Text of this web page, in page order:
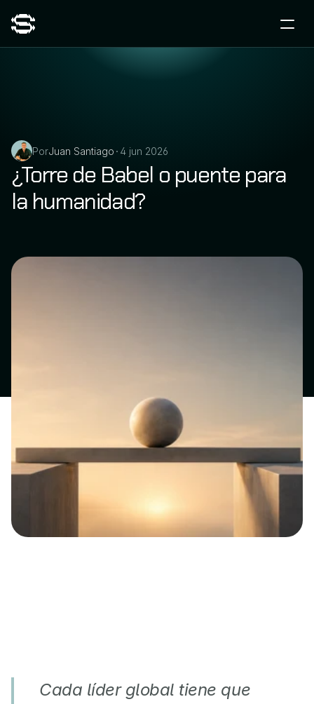
PorJuan Santiago • 4 jun 2026
¿Torre de Babel o puente para
la humanidad?
Cada líder global tiene que